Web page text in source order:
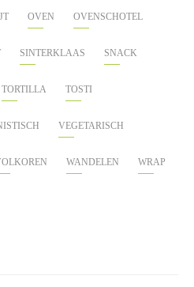
OVEN OVENSCHOTEL
SINTERKLAAS SNACK
TORTILLA TOSTI
VEGETARISCH
WANDELEN WRAP